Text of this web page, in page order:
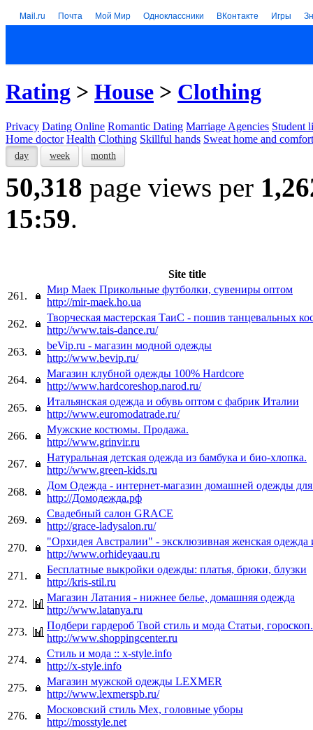
Mail.ru Почта Мой Мир Одноклассники ВКонтакте Игры
Rating > House > Clothing
Privacy Dating Online Romantic Dating Marriage Agencies Student
Home doctor Health Clothing Skillful hands Sweat home and comfort
day week month
50,318 page views per
15:59.
Site title
261.
Мир Маек Прикольные футболки, сувениры оптом
http://mir-maek.ho.ua
262.
Творческая мастерская ТаиС - пошив танцевальных
http://www.tais-dance.ru/
263.
beVip.ru - магазин модной одежды
http://www.bevip.ru/
264.
Магазин клубной одежды 100% Hardcore
http://www.hardcoreshop.narod.ru/
265.
Итальянская одежда и обувь оптом с фабрик Италии
http://www.euromodatrade.ru/
266.
Мужские костюмы. Продажа.
http://www.grinvir.ru
267.
Натуральная детская одежда из бамбука и био-хлопка.
http://www.green-kids.ru
268.
Дом Одежда - интернет-магазин домашней одежды для
http://Домодежда.рф
269.
Свадебный салон GRACE
http://grace-ladysalon.ru/
270.
"Орхидея Австралии" - эксклюзивная женская одежда
http://www.orhideyaau.ru
271.
Бесплатные выкройки одежды: платья, брюки, блузки
http://kris-stil.ru
272.
Магазин Латания - нижнее белье, домашняя одежда
http://www.latanya.ru
273.
Подбери гардероб Твой стиль и мода Статьи,
http://www.shoppingcenter.ru
274.
Стиль и мода :: x-style.info
http://x-style.info
275.
Магазин мужской одежды LEXMER
http://www.lexmerspb.ru/
276.
Московский стиль Мех, головные уборы
http://mosstyle.net